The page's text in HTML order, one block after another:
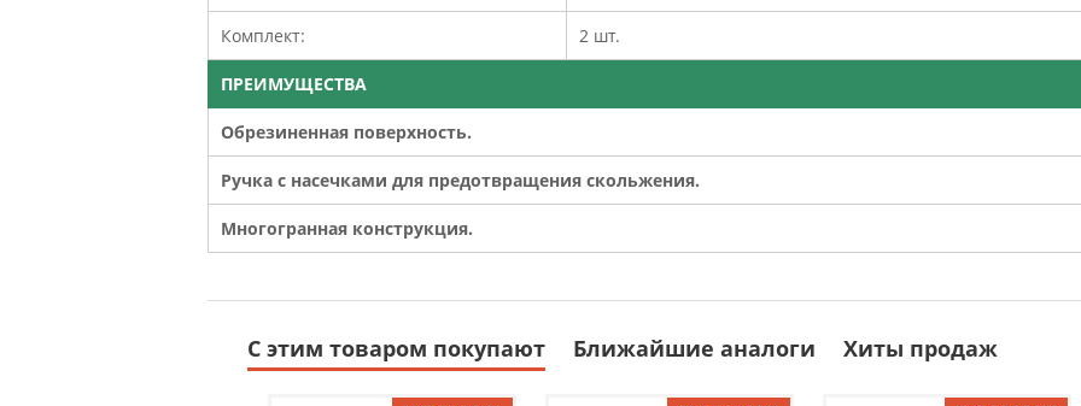
Комплект: 2 шт.
ПРЕИМУЩЕСТВА
Обрезиненная поверхность.
Ручка с насечками для предотвращения скольжения.
Многогранная конструкция.
С этим товаром покупают Ближайшие аналоги Хиты продаж